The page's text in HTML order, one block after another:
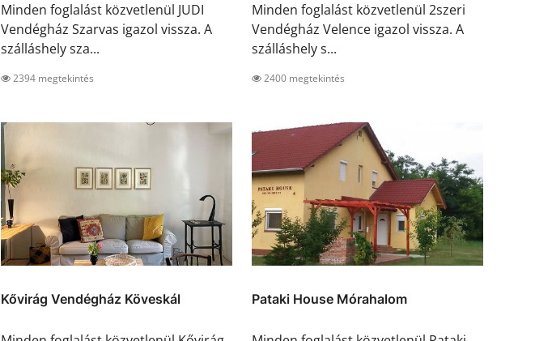
Minden foglalást közvetlenül JUDI
Vendégház Szarvas igazol vissza. A
szálláshely sza...
2394 megtekintés
Minden foglalást közvetlenül 2szeri
Vendégház Velence igazol vissza. A
szálláshely s...
2400 megtekintés
Kővirág Vendégház Köveskál Pataki House Mórahalom